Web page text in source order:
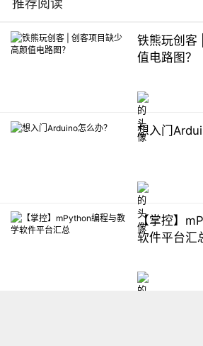
推荐阅读
铁熊玩创客
值电路图？
想入门
【掌控】
软件平台汇